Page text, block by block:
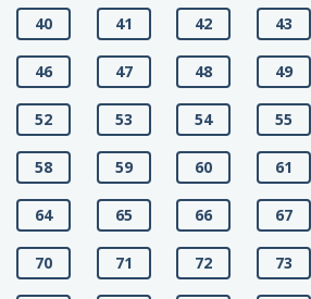
40 41 42 43
46 47 48 49
52 53 54 55
58 59 60 61
64 65 66 67
70 71 72 73